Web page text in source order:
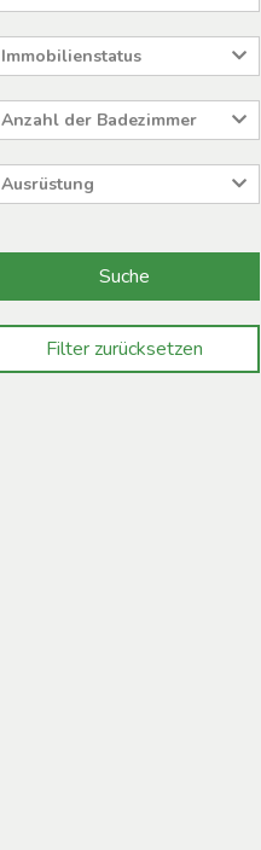
Immobilienstatus
Anzahl der Badezimmer
Ausrüstung
Suche
Filter zurücksetzen